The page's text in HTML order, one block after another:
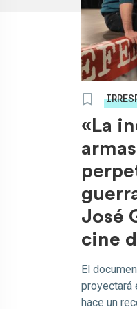
«La
José
cine
El
proyectará
hace un